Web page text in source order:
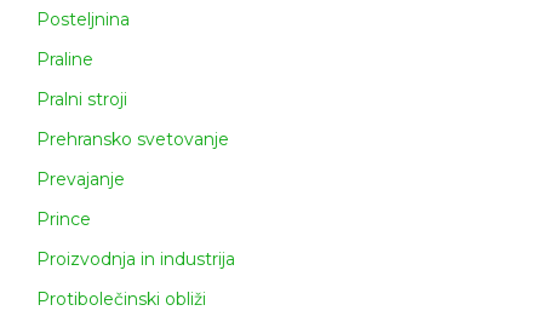
Posteljnina
Praline
Pralni stroji
Prehransko svetovanje
Prevajanje
Prince
Proizvodnja in industrija
Protibolečinski obliži